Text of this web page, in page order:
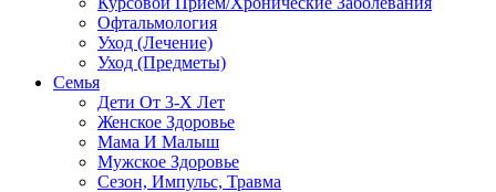
Офтальмология
Уход (Лечение)
Уход (Предметы)
Семья
Дети От 3-Х Лет
Женское Здоровье
Мама И Малыш
Мужское Здоровье
Сезон, Импульс, Травма